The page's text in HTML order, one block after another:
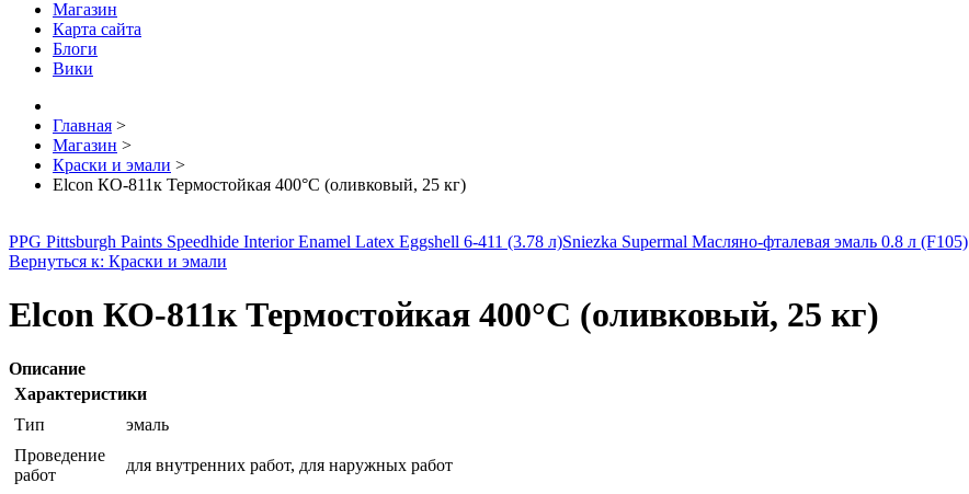
Магазин
Карта сайта
Блоги
Вики
Главная >
Магазин >
Краски и эмали >
Elcon КО-811к Термостойкая 400°C (оливковый, 25 кг)
PPG Pittsburgh Paints Speedhide Interior Enamel Latex Eggshell 6-411 (3.78 л)Sniezka Supermal Масляно-фталевая эмаль 0.8 л (F105)
Вернуться к: Краски и эмали
Elcon КО-811к Термостойкая 400°C (оливковый, 25 кг)
Описание
Характеристики
Тип
эмаль
Проведение
работ
для внутренних работ, для наружных работ